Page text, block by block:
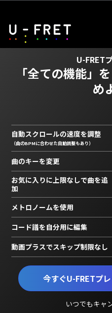
U-FRET
「全ての機能」を
め
今すぐU-FRETプ
いつでもキャ
自動スクロールの速度を調整
（曲のBPMに合わせた自動調整もあり）
曲のキーを変更
お気に入りに上限なしで曲を追
加
メトロノームを使用
コード譜を自分用に編集
動画プラスでスキップ制限なし